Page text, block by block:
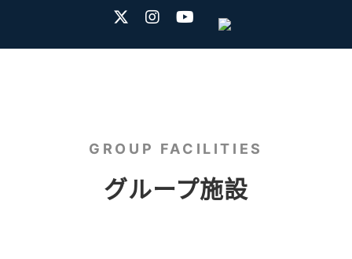
GROUP FACILITIES
グループ施設